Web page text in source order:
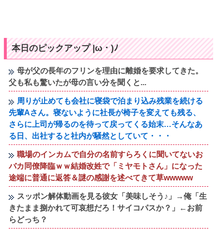
本日のピックアップ |ω・)ﾉ
母が父の長年のフリンを理由に離婚を要求してきた。
父も私も驚いたが母の言い分を聞くと...
周りが止めても会社に寝袋で泊まり込み残業を続ける
先輩Aさん。寝ないように社長が椅子を変えても残る、
さらに上司が帰るのを待って戻ってくる始末…そんなあ
る日、出社すると社内が騒然としていて・・・
職場のインカムで自分の名前すらろくに聞いてないお
バカ同僚降臨ｗｗ結婚改姓で「ミヤモトさん」になった
途端に普通に返答＆謎の感謝を述べてきて草wwwww
スッポン解体動画を見る彼女「美味しそう♪」→俺「生
きたまま捌かれて可哀想だろ！サイコパスか？」←お前
らどっち？